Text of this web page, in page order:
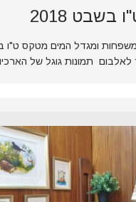
בשבט 2018
משפחות ומגדל המים מטקס